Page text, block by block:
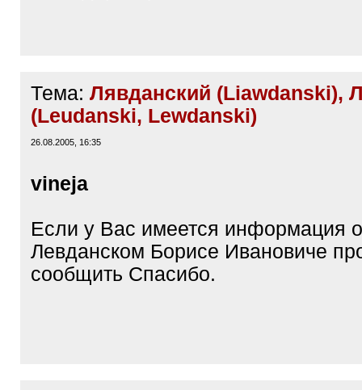
Тема: Лявданский (Liawdanski),
(Leudanski, Lewdanski)
26.08.2005, 16:35
vineja
Если у Вас имеется информация
Левданском Борисе Ивановиче
сообщить Спасибо.